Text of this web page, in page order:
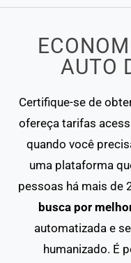
AUTO
Certifique-se de
ofereça tarifas
quando você
uma plataforma
pessoas há mais de
busca por
automatizada e
humanizado. É